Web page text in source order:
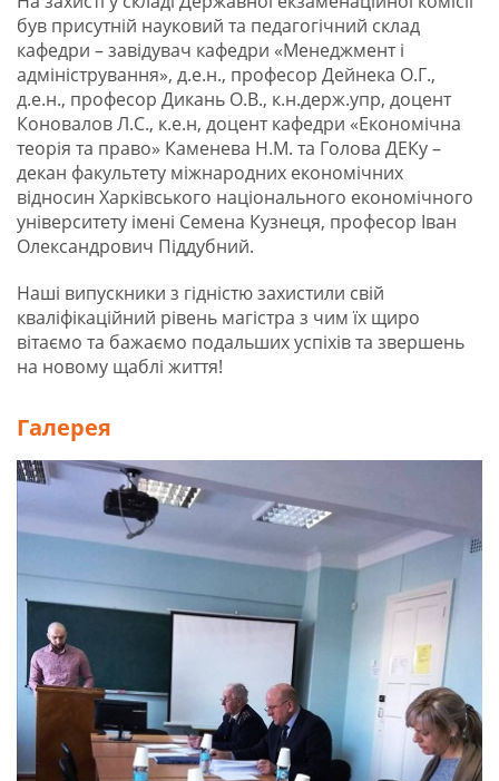
був присутній науковий та педагогічний склад
кафедри – завідувач кафедри «Менеджмент і
адміністрування», д.е.н., професор Дейнека О.Г.,
д.е.н., професор Дикань О.В., к.н.держ.упр, доцент
Коновалов Л.С., к.е.н, доцент кафедри «Економічна
теорія та право» Каменева Н.М. та Голова ДЕКу –
декан факультету міжнародних економічних
відносин Харківського національного економічного
університету імені Семена Кузнеця, професор Іван
Олександрович Піддубний.
Наші випускники з гідністю захистили свій
кваліфікаційний рівень магістра з чим їх щиро
вітаємо та бажаємо подальших успіхів та звершень
на новому щаблі життя!
Галерея